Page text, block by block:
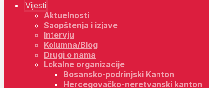
Vijesti
Aktuelnosti
Saopštenja i izjave
Intervju
Kolumna/Blog
Drugi o nama
Lokalne organizacije
Bosansko-podrinjski Kanton
Hercegovačko-neretvanski kanton